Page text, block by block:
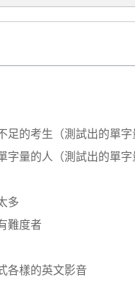
足的考生（測試出的單字
字量的人（測試出的單字
多
難度者
各樣的英文影音